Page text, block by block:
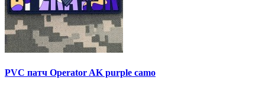
PVC патч Operator AK purple camo